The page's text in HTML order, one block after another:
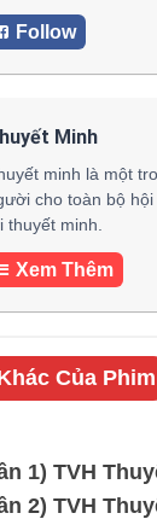
Follow
Minh
minh là một
cho toàn bộ
thuyết minh.
Xem Thêm
Của Phim
1) TVH
2) TVH